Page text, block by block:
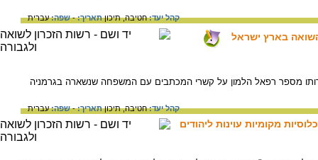
קהל יעד:חטיבה,תיכוןתאריך:-שפה:עברית
בארץ ישראל
יליד ליפציג, גרמניה, 1924. בעדותו מספר רפאל הלמון על קשרי המכתבים עם המשפחה שנשארה בגרמניה
קהל יעד:חטיבה,תיכוןתאריך:-שפה:עברית
מקומיות עוינות ליהודים